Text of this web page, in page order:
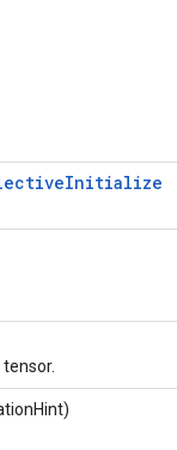
Initialize